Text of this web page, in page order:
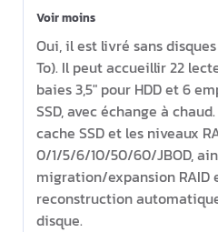
Voir moins
Oui, il est livré sans
To). Il peut accueillir 22
baies 3,5" pour HDD et 6
SSD, avec échange à
cache SSD et les niveaux
0/1/5/6/10/50/60/JBOD,
migration/expansion RAID
reconstruction
disque.